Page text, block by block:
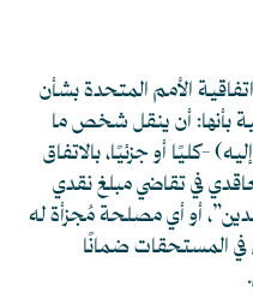
الأمم المتحدة بشأن
بأنها: أن ينقل شخص ما
-كليًا أو جزئيًا، بالاتفاق
في تقاضي مبلغ نقدي
أو أي مصلحة مُجزأة له
في المستحقات ضمانًا